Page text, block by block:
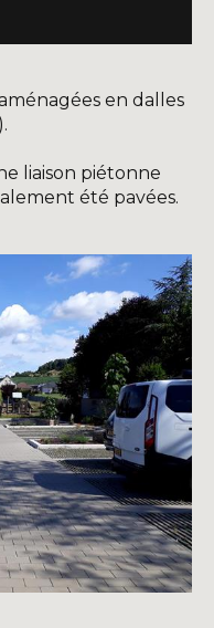
en dalles
liaison piétonne
été pavées.